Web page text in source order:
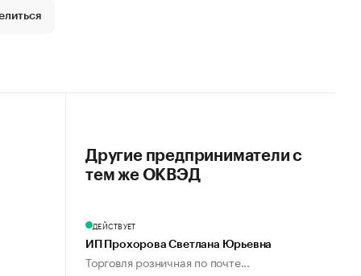
Другие предприниматели с
тем же ОКВЭД
ДЕЙСТВУЕТ
ИП Прохорова Светлана Юрьевна
Торговля розничная по почте...